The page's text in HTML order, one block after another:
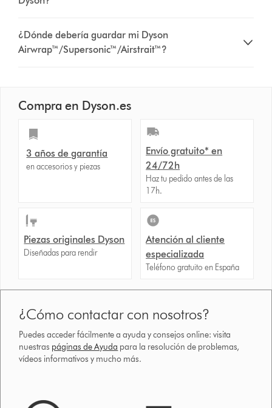
¿Dónde debería guardar mi Dyson
Airwrap™/Supersonic™/Airstrait™?
Compra en Dyson.es
3 años de garantía
en accesorios y piezas
Envío gratuito* en
24/72h
Haz tu pedido antes de las
17h.
Piezas originales Dyson
Diseñadas para rendir
Atención al cliente
especializada
Teléfono gratuito en España
¿Cómo contactar con nosotros?
Puedes acceder fácilmente a ayuda y consejos online: visita
nuestras páginas de Ayuda para la resolución de problemas,
vídeos informativos y mucho más.